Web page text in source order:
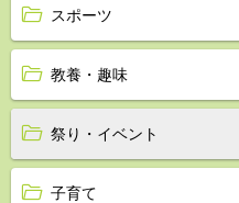
スポーツ
教養・趣味
祭り・イベント
子育て